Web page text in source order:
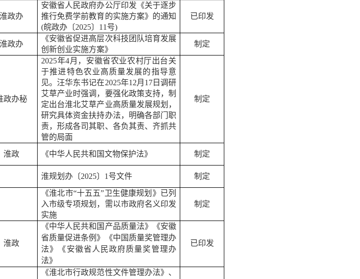
淮政办
安徽省人民政府办公厅印发《关于逐步
推行免费学前教育的实施方案》的通知
(皖政办〔2025〕 11 号)
已印发
淮政办
《安徽省促进高层次科技团队培育发展
创新创业实施方案》
制定
政办秘
2025年4月，安徽省农业农村厅出台关
于推进特色农业高质量发展的指导意
见。汪华东书记在2025年12月 17日调研
艾草产业时强调，要强化政策支持，制
定出台淮北艾草产业高质量发展规划 ，
研究具体资金扶持办法， 明确各部门职
责，形成各司其职、各负其责、 齐抓共
管的局面
制定
淮政 《中华人民共和国文物保护法》 制定
淮规划办〔2025〕 1 号文件 制定
《淮北市“十五五”卫生健康规划》已列
入市级专项规划，需以市政府名义印发
实施
制定
淮政
《中华人民共和国产品质量法》《安徽
省质量促进条例》《中国质量奖管理办
法》《安徽省人民政府质量奖管理办
法》
已印发
《淮北市行政规范性文件管理办法》、